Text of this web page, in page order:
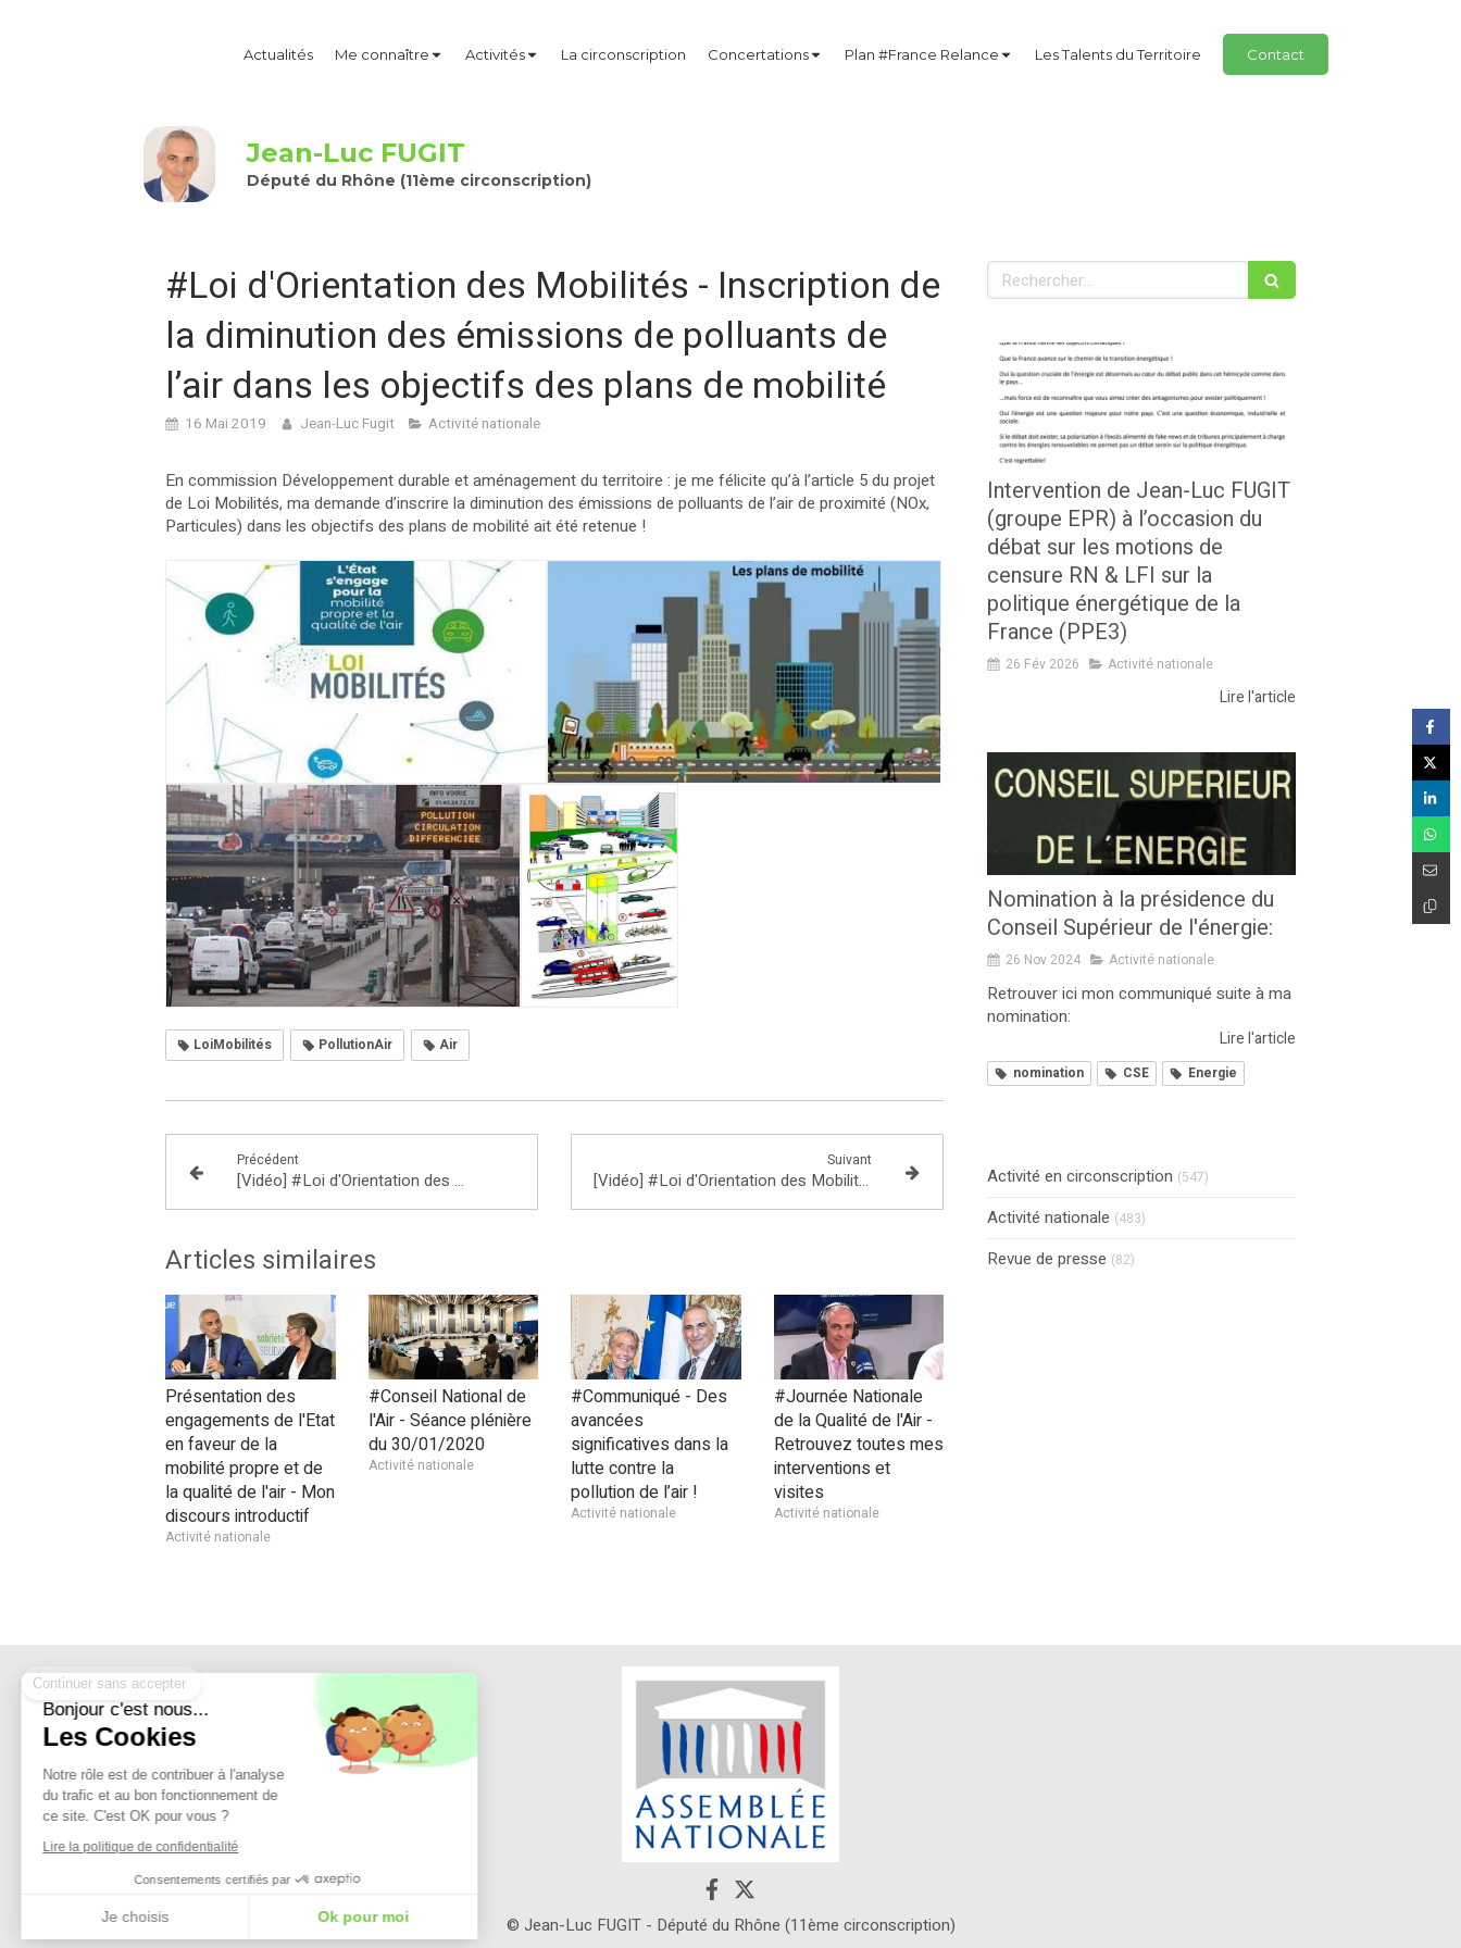
Actualités Me connaître Activités La circonscription Concertations Plan #France Relance Les Talents du Territoire Contact
Jean-Luc FUGIT
Député du Rhône (11ème circonscription)
#Loi d'Orientation des Mobilités - Inscription de
la diminution des émissions de polluants de
l’air dans les objectifs des plans de mobilité
16 Mai 2019 Jean-Luc Fugit Activité nationale
En commission Développement durable et aménagement du territoire : je me félicite qu’à l’article 5 du projet
de Loi Mobilités, ma demande d’inscrire la diminution des émissions de polluants de l’air de proximité (NOx,
Particules) dans les objectifs des plans de mobilité ait été retenue !
LoiMobilités PollutionAir Air
Précédent
[Vidéo] #Loi d'Orientation des Mobilités - Début de l'examen du texte en commission
Suivant
[Vidéo] #Loi d'Orientation des Mobilités - Début de l'examen du Titre III dont je suis Rapporteur
Articles similaires
Présentation des
engagements de l'Etat
en faveur de la
mobilité propre et de
la qualité de l'air - Mon
discours introductif
Activité nationale
#Conseil National de
l'Air - Séance plénière
du 30/01/2020
Activité nationale
#Communiqué - Des
avancées
significatives dans la
lutte contre la
pollution de l’air !
Activité nationale
#Journée Nationale
de la Qualité de l'Air -
Retrouvez toutes mes
interventions et
visites
Activité nationale
Rechercher
Intervention de Jean-Luc FUGIT
(groupe EPR) à l’occasion du
débat sur les motions de
censure RN & LFI sur la
politique énergétique de la
France (PPE3)
26 Fév 2026 Activité nationale
Lire l'article
Nomination à la présidence du
Conseil Supérieur de l'énergie:
26 Nov 2024 Activité nationale
Retrouver ici mon communiqué suite à ma
nomination:
Lire l'article
nomination CSE Energie
Activité en circonscription (547)
Activité nationale (483)
Revue de presse (82)
© Jean-Luc FUGIT - Député du Rhône (11ème circonscription)
Continuer sans accepter
Bonjour c'est nous...
Les Cookies
Notre rôle est de contribuer à l'analyse
du trafic et au bon fonctionnement de
ce site. C'est OK pour vous ?
Lire la politique de confidentialité
Consentements certifiés par
Je choisis Ok pour moi